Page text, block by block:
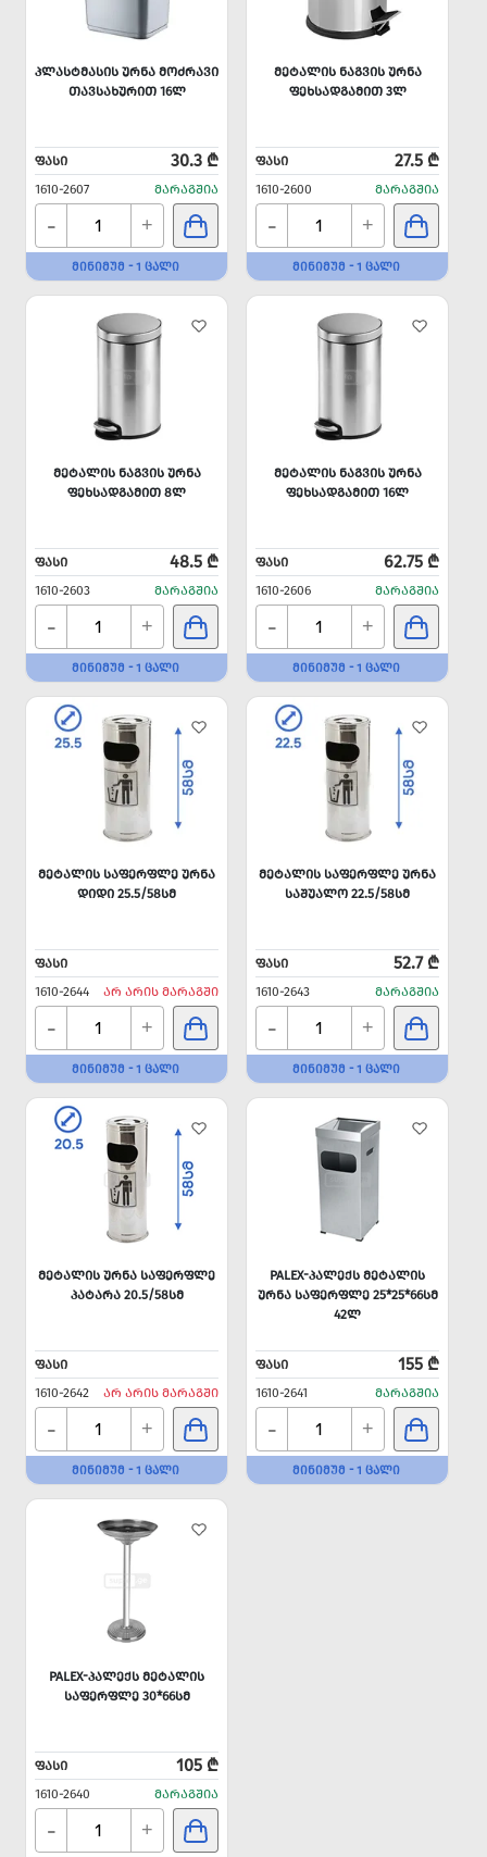
ᲞᲚᲐᲡᲢᲛᲐᲡᲘᲡ ᲣᲠᲜᲐ ᲛᲝᲫᲠᲐᲕᲘ
ᲗᲐᲕᲡᲐᲮᲣᲠᲘᲗ 16Ლ
ᲤᲐᲡᲘ 30.3 ₾
1610-2607 ᲛᲐᲠᲐᲒᲨᲘᲐ
- +
ᲛᲘᲜᲘᲛᲣᲛ - 1 ᲪᲐᲚᲘ
ᲛᲔᲢᲐᲚᲘᲡ ᲜᲐᲒᲕᲘᲡ ᲣᲠᲜᲐ
ᲤᲔᲮᲡᲐᲓᲒᲐᲛᲘᲗ 3Ლ
ᲤᲐᲡᲘ 27.5 ₾
1610-2600 ᲛᲐᲠᲐᲒᲨᲘᲐ
- +
ᲛᲘᲜᲘᲛᲣᲛ - 1 ᲪᲐᲚᲘ
ᲛᲔᲢᲐᲚᲘᲡ ᲜᲐᲒᲕᲘᲡ ᲣᲠᲜᲐ
ᲤᲔᲮᲡᲐᲓᲒᲐᲛᲘᲗ 8Ლ
ᲤᲐᲡᲘ 48.5 ₾
1610-2603 ᲛᲐᲠᲐᲒᲨᲘᲐ
- +
ᲛᲘᲜᲘᲛᲣᲛ - 1 ᲪᲐᲚᲘ
ᲛᲔᲢᲐᲚᲘᲡ ᲜᲐᲒᲕᲘᲡ ᲣᲠᲜᲐ
ᲤᲔᲮᲡᲐᲓᲒᲐᲛᲘᲗ 16Ლ
ᲤᲐᲡᲘ 62.75 ₾
1610-2606 ᲛᲐᲠᲐᲒᲨᲘᲐ
- +
ᲛᲘᲜᲘᲛᲣᲛ - 1 ᲪᲐᲚᲘ
ᲛᲔᲢᲐᲚᲘᲡ ᲡᲐᲤᲔᲠᲤᲚᲔ ᲣᲠᲜᲐ
ᲓᲘᲓᲘ 25.5/58ᲡᲛ
ᲤᲐᲡᲘ
1610-2644
ᲐᲠ ᲐᲠᲘᲡ ᲛᲐᲠᲐᲒᲨᲘ
- +
ᲛᲘᲜᲘᲛᲣᲛ - 1 ᲪᲐᲚᲘ
ᲛᲔᲢᲐᲚᲘᲡ ᲡᲐᲤᲔᲠᲤᲚᲔ ᲣᲠᲜᲐ
ᲡᲐᲨᲣᲐᲚᲝ 22.5/58ᲡᲛ
ᲤᲐᲡᲘ 52.7 ₾
1610-2643 ᲛᲐᲠᲐᲒᲨᲘᲐ
- +
ᲛᲘᲜᲘᲛᲣᲛ - 1 ᲪᲐᲚᲘ
ᲛᲔᲢᲐᲚᲘᲡ ᲣᲠᲜᲐ ᲡᲐᲤᲔᲠᲤᲚᲔ
ᲞᲐᲢᲐᲠᲐ 20.5/58ᲡᲛ
ᲤᲐᲡᲘ
1610-2642
ᲐᲠ ᲐᲠᲘᲡ ᲛᲐᲠᲐᲒᲨᲘ
- +
ᲛᲘᲜᲘᲛᲣᲛ - 1 ᲪᲐᲚᲘ
PALEX-ᲞᲐᲚᲔᲥᲡ ᲛᲔᲢᲐᲚᲘᲡ
ᲣᲠᲜᲐ ᲡᲐᲤᲔᲠᲤᲚᲔ 25*25*66ᲡᲛ
42Ლ
ᲤᲐᲡᲘ 155 ₾
1610-2641 ᲛᲐᲠᲐᲒᲨᲘᲐ
- +
ᲛᲘᲜᲘᲛᲣᲛ - 1 ᲪᲐᲚᲘ
PALEX-ᲞᲐᲚᲔᲥᲡ ᲛᲔᲢᲐᲚᲘᲡ
ᲡᲐᲤᲔᲠᲤᲚᲔ 30*66ᲡᲛ
ᲤᲐᲡᲘ 105 ₾
1610-2640 ᲛᲐᲠᲐᲒᲨᲘᲐ
- +